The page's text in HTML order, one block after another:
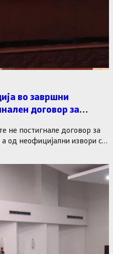
во завршни
договор за
не постигнале договор за
од неофицијални извори се